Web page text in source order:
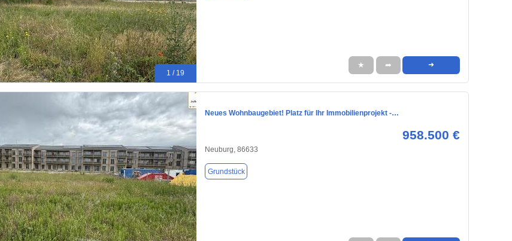
1 / 19
★ ➦ ➜
Neues Wohnbaugebiet! Platz für Ihr Immobilienprojekt -…
958.500 €
Neuburg, 86633
Grundstück